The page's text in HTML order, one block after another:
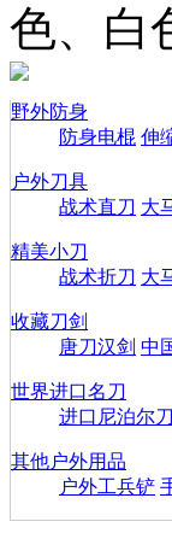
色、白
野外防身
防身电棍 伸
户外刀具
战术直刀 大
精美小刀
战术折刀 大
收藏刀剑
唐刀汉剑 中
世界进口名刀
进口尼泊尔刀
其他户外用品
户外工兵铲